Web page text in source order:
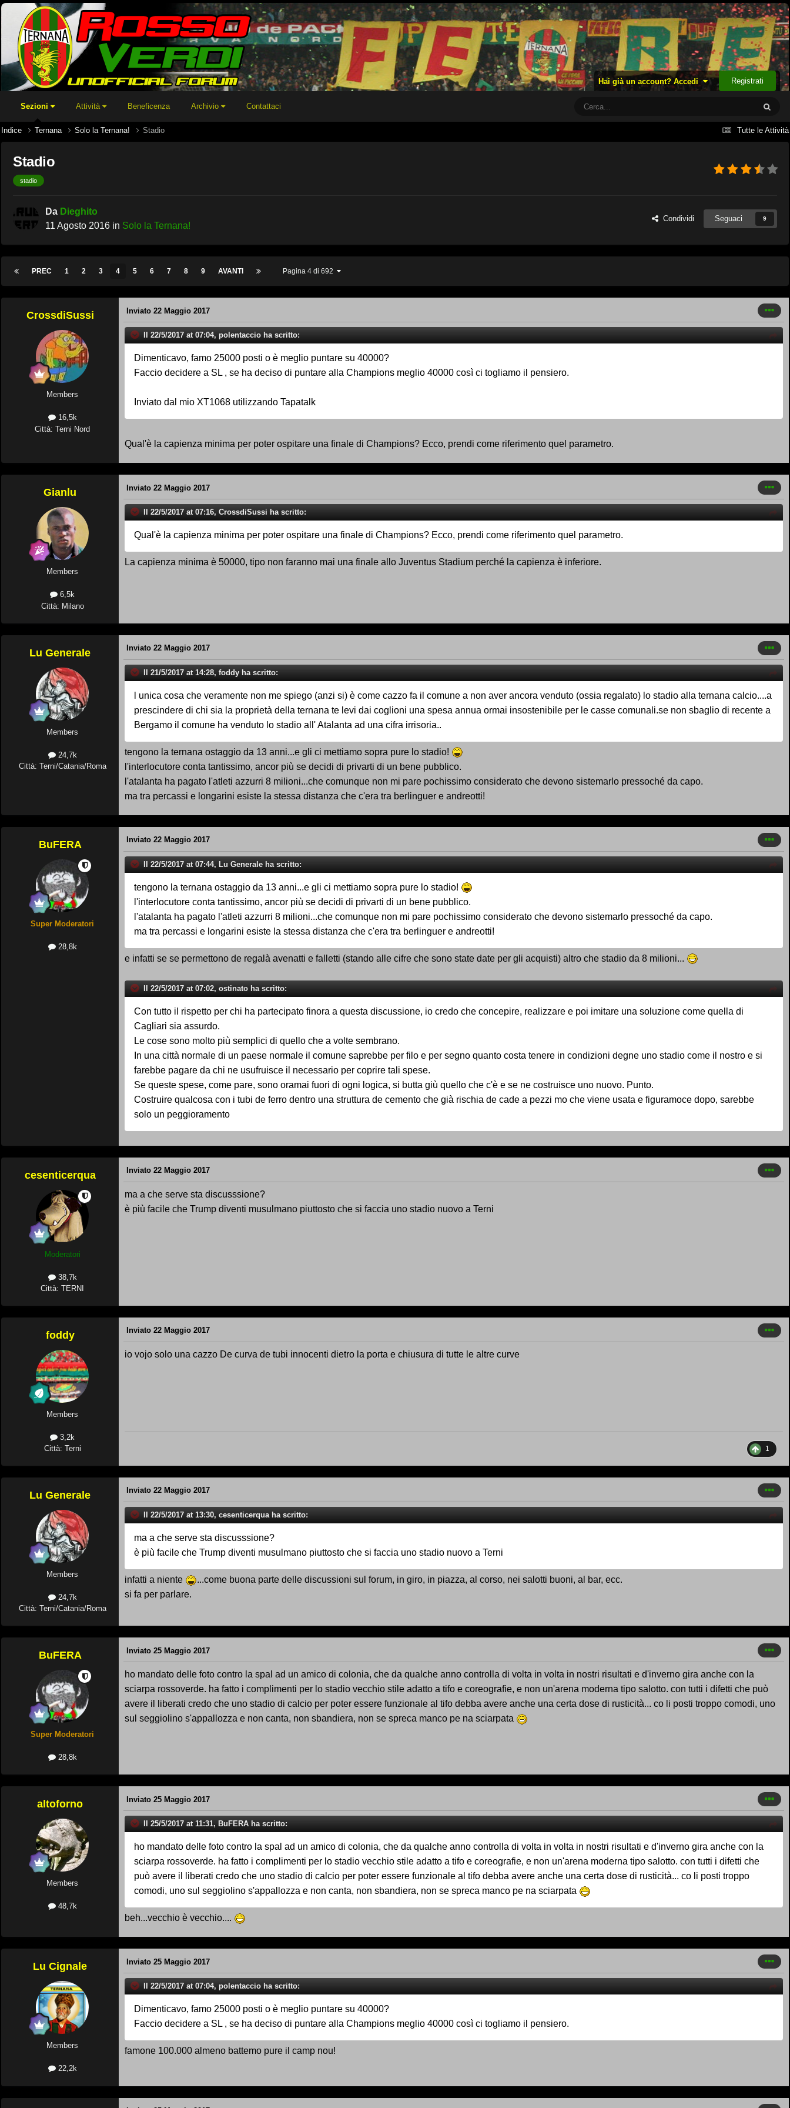
Hai già un account? Accedi Registrati
Sezioni Attività Beneficenza Archivio Contattaci
Tutte le Attività
Indice Ternana Solo la Ternana! Stadio
Stadio
stadio
Da Dieghito
11 Agosto 2016 in Solo la Ternana!
Condividi Seguaci 9
PREC 1 2 3 4 5 6 7 8 9 AVANTI Pagina 4 di 692
CrossdiSussi
Members
16,5k
Città: Terni Nord
Inviato 22 Maggio 2017
Il 22/5/2017 at 07:04, polentaccio ha scritto:
Dimenticavo, famo 25000 posti o è meglio puntare su 40000?
Faccio decidere a SL , se ha deciso di puntare alla Champions meglio 40000 così ci togliamo il pensiero.
Inviato dal mio XT1068 utilizzando Tapatalk
Qual'è la capienza minima per poter ospitare una finale di Champions? Ecco, prendi come riferimento quel parametro.
Gianlu
Members
6,5k
Città: Milano
Inviato 22 Maggio 2017
Il 22/5/2017 at 07:16, CrossdiSussi ha scritto:
Qual'è la capienza minima per poter ospitare una finale di Champions? Ecco, prendi come riferimento quel parametro.
La capienza minima è 50000, tipo non faranno mai una finale allo Juventus Stadium perché la capienza è inferiore.
Lu Generale
Members
24,7k
Città: Terni/Catania/Roma
Inviato 22 Maggio 2017
Il 21/5/2017 at 14:28, foddy ha scritto:
l unica cosa che veramente non me spiego (anzi si) è come cazzo fa il comune a non aver ancora venduto (ossia regalato) lo stadio alla ternana calcio....a
prescindere di chi sia la proprietà della ternana te levi dai coglioni una spesa annua ormai insostenibile per le casse comunali.se non sbaglio di recente a
Bergamo il comune ha venduto lo stadio all' Atalanta ad una cifra irrisoria..
tengono la ternana ostaggio da 13 anni...e gli ci mettiamo sopra pure lo stadio!
l'interlocutore conta tantissimo, ancor più se decidi di privarti di un bene pubblico.
l'atalanta ha pagato l'atleti azzurri 8 milioni...che comunque non mi pare pochissimo considerato che devono sistemarlo pressoché da capo.
ma tra percassi e longarini esiste la stessa distanza che c'era tra berlinguer e andreotti!
BuFERA
Super Moderatori
28,8k
Inviato 22 Maggio 2017
Il 22/5/2017 at 07:44, Lu Generale ha scritto:
tengono la ternana ostaggio da 13 anni...e gli ci mettiamo sopra pure lo stadio!
l'interlocutore conta tantissimo, ancor più se decidi di privarti di un bene pubblico.
l'atalanta ha pagato l'atleti azzurri 8 milioni...che comunque non mi pare pochissimo considerato che devono sistemarlo pressoché da capo.
ma tra percassi e longarini esiste la stessa distanza che c'era tra berlinguer e andreotti!
e infatti se se permettono de regalà avenatti e falletti (stando alle cifre che sono state date per gli acquisti) altro che stadio da 8 milioni...
Il 22/5/2017 at 07:02, ostinato ha scritto:
Con tutto il rispetto per chi ha partecipato finora a questa discussione, io credo che concepire, realizzare e poi imitare una soluzione come quella di
Cagliari sia assurdo.
Le cose sono molto più semplici di quello che a volte sembrano.
In una città normale di un paese normale il comune saprebbe per filo e per segno quanto costa tenere in condizioni degne uno stadio come il nostro e si
farebbe pagare da chi ne usufruisce il necessario per coprire tali spese.
Se queste spese, come pare, sono oramai fuori di ogni logica, si butta giù quello che c'è e se ne costruisce uno nuovo. Punto.
Costruire qualcosa con i tubi de ferro dentro una struttura de cemento che già rischia de cade a pezzi mo che viene usata e figuramoce dopo, sarebbe
solo un peggioramento
cesenticerqua
Moderatori
38,7k
Città: TERNI
Inviato 22 Maggio 2017
ma a che serve sta discusssione?
è più facile che Trump diventi musulmano piuttosto che si faccia uno stadio nuovo a Terni
foddy
Members
3,2k
Città: Terni
Inviato 22 Maggio 2017
io vojo solo una cazzo De curva de tubi innocenti dietro la porta e chiusura di tutte le altre curve
1
Lu Generale
Members
24,7k
Città: Terni/Catania/Roma
Inviato 22 Maggio 2017
Il 22/5/2017 at 13:30, cesenticerqua ha scritto:
ma a che serve sta discusssione?
è più facile che Trump diventi musulmano piuttosto che si faccia uno stadio nuovo a Terni
infatti a niente
...come buona parte delle discussioni sul forum, in giro, in piazza, al corso, nei salotti buoni, al bar, ecc.
si fa per parlare.
BuFERA
Super Moderatori
28,8k
Inviato 25 Maggio 2017
ho mandato delle foto contro la spal ad un amico di colonia, che da qualche anno controlla di volta in volta in nostri risultati e d'inverno gira anche con la
sciarpa rossoverde. ha fatto i complimenti per lo stadio vecchio stile adatto a tifo e coreografie, e non un'arena moderna tipo salotto. con tutti i difetti che può
avere il liberati credo che uno stadio di calcio per poter essere funzionale al tifo debba avere anche una certa dose di rusticità... co li posti troppo comodi, uno
sul seggiolino s'appallozza e non canta, non sbandiera, non se spreca manco pe na sciarpata
altoforno
Members
48,7k
Inviato 25 Maggio 2017
Il 25/5/2017 at 11:31, BuFERA ha scritto:
ho mandato delle foto contro la spal ad un amico di colonia, che da qualche anno controlla di volta in volta in nostri risultati e d'inverno gira anche con la
sciarpa rossoverde. ha fatto i complimenti per lo stadio vecchio stile adatto a tifo e coreografie, e non un'arena moderna tipo salotto. con tutti i difetti che
può avere il liberati credo che uno stadio di calcio per poter essere funzionale al tifo debba avere anche una certa dose di rusticità... co li posti troppo
comodi, uno sul seggiolino s'appallozza e non canta, non sbandiera, non se spreca manco pe na sciarpata
beh...vecchio è vecchio....
Lu Cignale
Members
22,2k
Inviato 25 Maggio 2017
Il 22/5/2017 at 07:04, polentaccio ha scritto:
Dimenticavo, famo 25000 posti o è meglio puntare su 40000?
Faccio decidere a SL , se ha deciso di puntare alla Champions meglio 40000 così ci togliamo il pensiero.
famone 100.000 almeno battemo pure il camp nou!